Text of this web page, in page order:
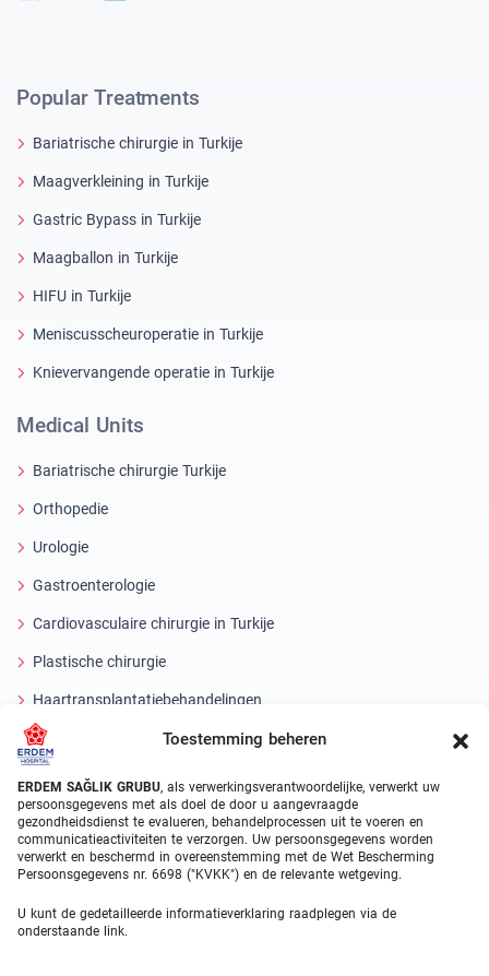
Toestemming beheren
ERDEM SAĞLIK GRUBU, als verwerkingsverantwoordelijke, verwerkt uw
persoonsgegevens met als doel de door u aangevraagde
gezondheidsdienst te evalueren, behandelprocessen uit te voeren en
communicatieactiviteiten te verzorgen. Uw persoonsgegevens worden
verwerkt en beschermd in overeenstemming met de Wet Bescherming
Persoonsgegevens nr. 6698 ("KVKK") en de relevante wetgeving.
U kunt de gedetailleerde informatieverklaring raadplegen via de
onderstaande link.
Popular Treatments
Bariatrische chirurgie in Turkije
Maagverkleining in Turkije
Gastric Bypass in Turkije
Maagballon in Turkije
HIFU in Turkije
Meniscusscheuroperatie in Turkije
Knievervangende operatie in Turkije
Medical Units
Bariatrische chirurgie Turkije
Orthopedie
Urologie
Gastroenterologie
Cardiovasculaire chirurgie in Turkije
Plastische chirurgie
Haartransplantatiebehandelingen
Tandheelkundige behandelingen Turkije
Laseroog
About Erdem
Over ons
Medische eenheden